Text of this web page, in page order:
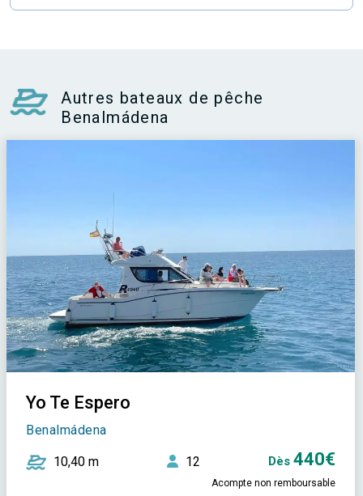
Autres bateaux de pêche
Benalmádena
Yo Te Espero
Benalmádena
10,40 m 12 Dès 440€
Acompte non remboursable